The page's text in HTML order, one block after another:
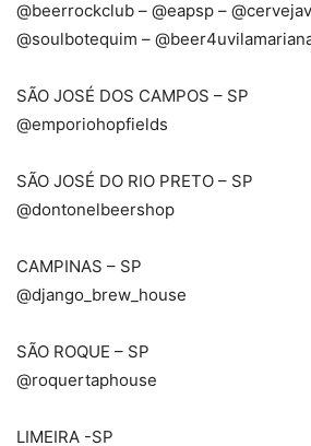
@beerrockclub – @eapsp –
@soulbotequim – @beer4uvilamariana
SÃO JOSÉ DOS CAMPOS – SP
@emporiohopfields ⠀
SÃO JOSÉ DO RIO PRETO – SP
@dontonelbeershop ⠀
CAMPINAS – SP
@django_brew_house ⠀
SÃO ROQUE – SP
@roquertaphouse ⠀
LIMEIRA -SP